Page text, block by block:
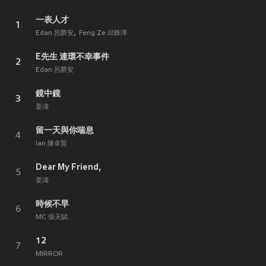
1
一表人才
Edan 呂爵安 Feng Ze 邱鋒澤
2
E先生 連環不幸事件
Edan 呂爵安
3
鏡中鏡
姜濤
4
留一天與你喘息
Ian 陳卓賢
5
Dear My Friend,
姜濤
6
時候不早
MC 張天賦
7
12
MIRROR